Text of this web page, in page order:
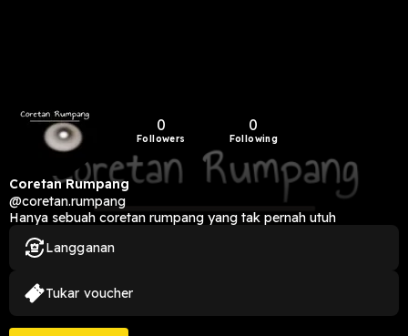
0
Followers
0
Following
Coretan Rumpang
@coretan.rumpang
Hanya sebuah coretan rumpang yang tak pernah utuh
Langganan
Tukar voucher